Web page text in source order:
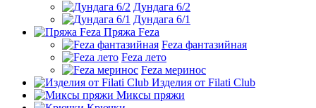
Дундага 6/2
Дундага 6/1
Пряжа Feza
Feza фантазийная
Feza лето
Feza меринос
Изделия от Filati Club
Миксы пряжи